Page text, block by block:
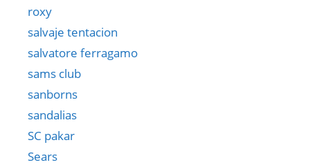
roxy
salvaje tentacion
salvatore ferragamo
sams club
sanborns
sandalias
SC pakar
Sears